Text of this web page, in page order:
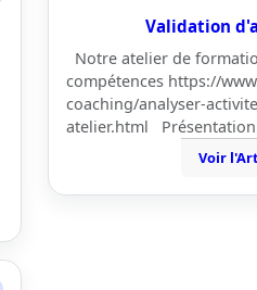
Validation
Notre atelier de
compétences https://
coaching/analyser-
atelier.html
Voir